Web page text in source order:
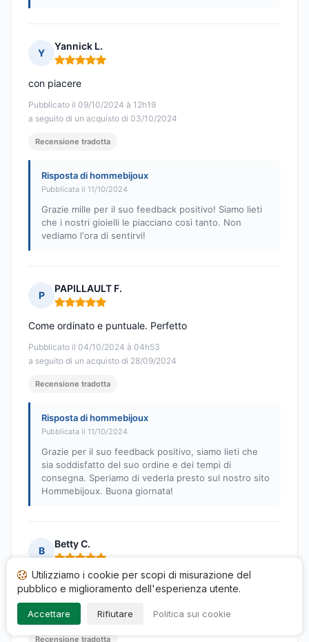
Y
Yannick L.
Nota: 5 su 5
Pubblicato il 09/10/2024 à 12h19
a seguito di un acquisto di 03/10/2024
con piacere
Recensione tradotta
Risposta di hommebijoux
Pubblicata il 11/10/2024
Grazie mille per il suo feedback positivo! Siamo lieti
che i nostri gioielli le piacciano così tanto. Non
vediamo l'ora di sentirvi!
P
PAPILLAULT F.
Nota: 5 su 5
Pubblicato il 04/10/2024 à 04h53
a seguito di un acquisto di 28/09/2024
Come ordinato e puntuale. Perfetto
Recensione tradotta
Risposta di hommebijoux
Pubblicata il 11/10/2024
Grazie per il suo feedback positivo, siamo lieti che
sia soddisfatto del suo ordine e dei tempi di
consegna. Speriamo di vederla presto sul nostro sito
Hommebijoux. Buona giornata!
B
Betty C.
Pubblicato il 03/10/2024 à 17h35
a seguito di un acquisto di 16/09/2024
Super
Recensione tradotta
Utilizziamo i cookie per scopi di misurazione del
pubblico e miglioramento dell'esperienza utente.
Accettare Rifiutare Politica sui cookie